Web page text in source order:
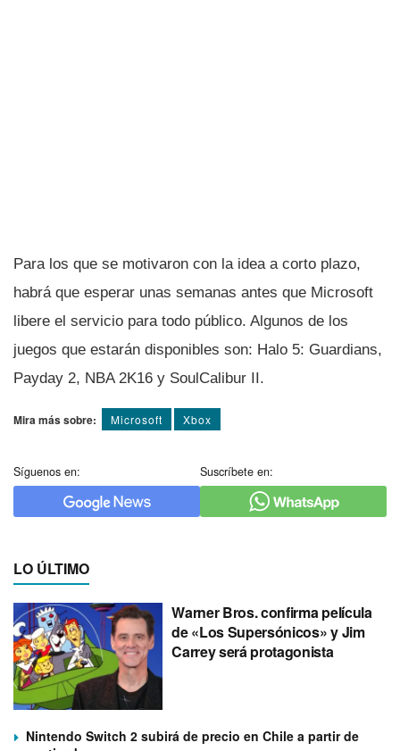
Para los que se motivaron con la idea a corto plazo,
habrá que esperar unas semanas antes que Microsoft
libere el servicio para todo público. Algunos de los
juegos que estarán disponibles son: Halo 5: Guardians,
Payday 2, NBA 2K16 y SoulCalibur II.
Mira más sobre: Microsoft Xbox
Síguenos en: Suscríbete en:
LO ÚLTIMO
Warner Bros. confirma película
de «Los Supersónicos» y Jim
Carrey será protagonista
Nintendo Switch 2 subirá de precio en Chile a partir de